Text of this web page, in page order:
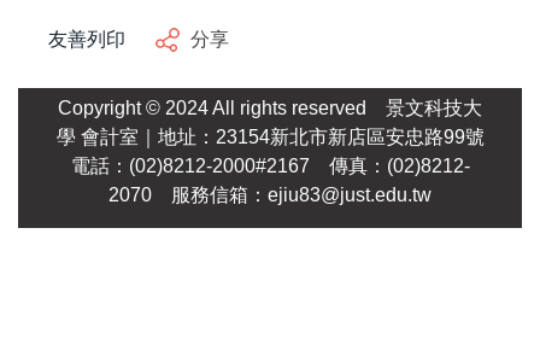
友善列印 分享
Copyright © 2024 All rights reserved 景文科技大
學 會計室｜地址：23154新北市新店區安忠路99號
電話：(02)8212-2000#2167 傳真：(02)8212-
2070 服務信箱： ejiu83@just.edu.tw